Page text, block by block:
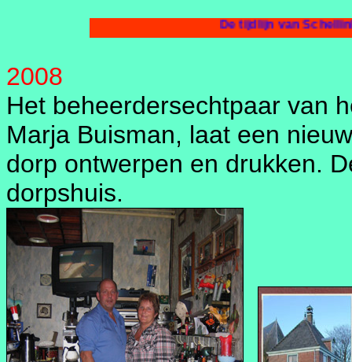
De
2008
Het beheerdersechtpaar van
Marja Buisman, laat een
dorp ontwerpen en drukken.
dorpshuis.